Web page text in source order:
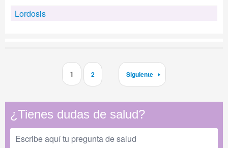
Lordosis
1 2 Siguiente
¿Tienes dudas de salud?